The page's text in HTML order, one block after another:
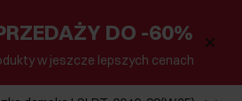
DO -60%
w jeszcze lepszych cenach